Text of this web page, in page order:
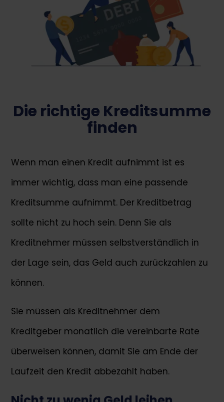
Die richtige Kreditsumme
finden
Wenn man einen Kredit aufnimmt ist es
immer wichtig, dass man eine passende
Kreditsumme aufnimmt. Der Kreditbetrag
sollte nicht zu hoch sein. Denn Sie als
Kreditnehmer müssen selbstverständlich in
der Lage sein, das Geld auch zurückzahlen zu
können.
Sie müssen als Kreditnehmer dem
Kreditgeber monatlich die vereinbarte Rate
überweisen können, damit Sie am Ende der
Laufzeit den Kredit abbezahlt haben.